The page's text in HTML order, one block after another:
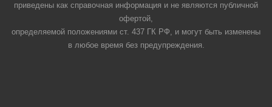
приведены как справочная информация и не являются публичной
офертой,
определяемой положениями ст. 437 ГК РФ, и могут быть изменены
в любое время без предупреждения.